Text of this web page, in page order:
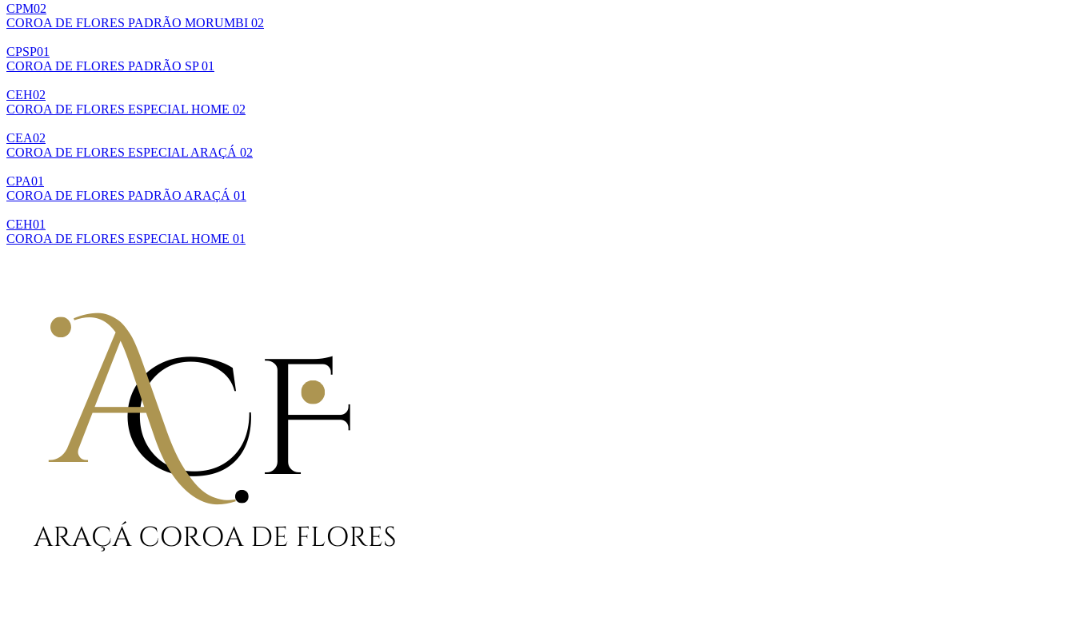
CPM02
COROA DE FLORES PADRÃO MORUMBI 02
CPSP01
COROA DE FLORES PADRÃO SP 01
CEH02
COROA DE FLORES ESPECIAL HOME 02
CEA02
COROA DE FLORES ESPECIAL ARAÇÁ 02
CPA01
COROA DE FLORES PADRÃO ARAÇÁ 01
CEH01
COROA DE FLORES ESPECIAL HOME 01